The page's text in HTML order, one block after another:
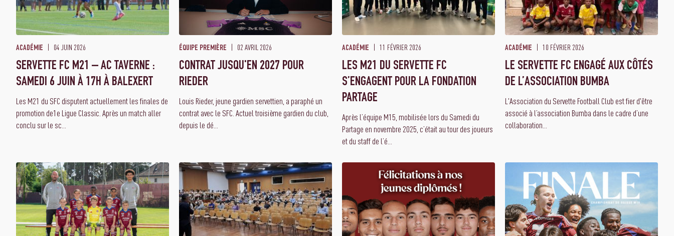
ACADÉMIE 04 JUIN 2026
SERVETTE FC M21 – AC TAVERNE :
SAMEDI 6 JUIN À 17H À BALEXERT
Les M21 du SFC disputent actuellement les finales de
promotion de1e Ligue Classic. Après un match aller
conclu sur le sc...
ÉQUIPE PREMIÈRE 02 AVRIL 2026
CONTRAT JUSQU'EN 2027 POUR
RIEDER
Louis Rieder, jeune gardien servettien, a paraphé un
contrat avec le SFC. Actuel troisième gardien du club,
depuis le dé...
ACADÉMIE 11 FÉVRIER 2026
LES M21 DU SERVETTE FC
S’ENGAGENT POUR LA FONDATION
PARTAGE
Après l’équipe M15, mobilisée lors du Samedi du
Partage en novembre 2025, c’était au tour des joueurs
et du staff de l’é...
ACADÉMIE 10 FÉVRIER 2026
LE SERVETTE FC ENGAGÉ AUX CÔTÉS
DE L’ASSOCIATION BUMBA
L'Association du Servette Football Club est fier d'être
associé à l’association Bumba dans le cadre d’une
collaboration...